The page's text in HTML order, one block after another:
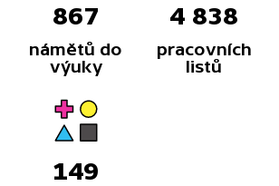
867
námětů do
výuky
4 838
pracovních
listů
149